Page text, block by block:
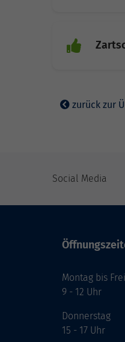
zurück zur
Social Media
Montag bis
9 - 12 Uhr
Donnerstag
15 - 17 Uhr